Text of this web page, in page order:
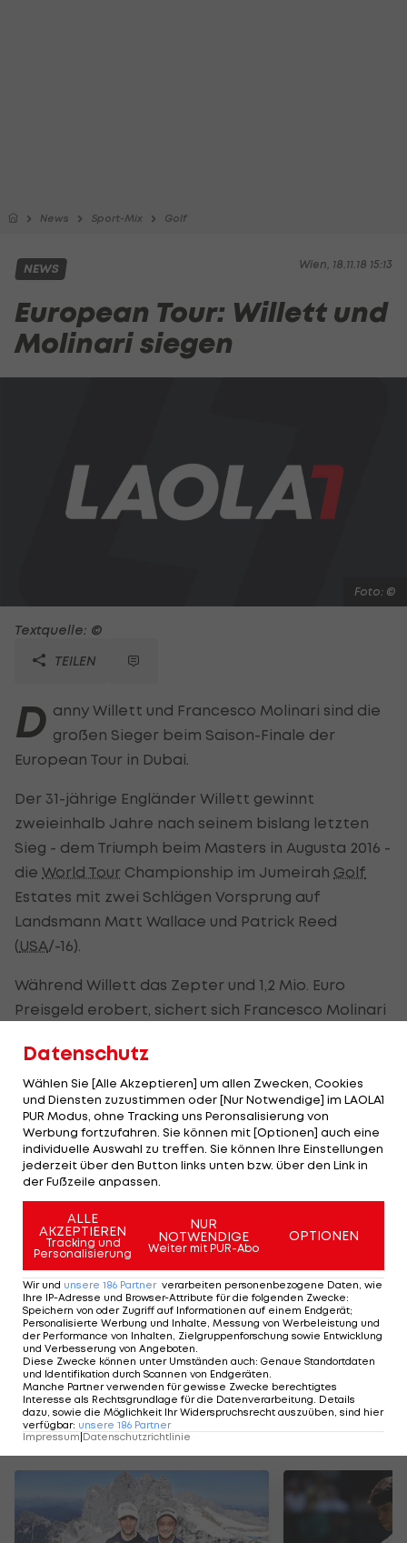
News Sport-Mix Golf
Wien, 18.11.18 15:13
NEWS
European Tour: Willett und
Molinari siegen
Foto: ©
Textquelle: ©
TEILEN
D anny Willett und Francesco Molinari sind die
großen Sieger beim Saison-Finale der
European Tour in Dubai.
Der 31-jährige Engländer Willett gewinnt
zweieinhalb Jahre nach seinem bislang letzten
Sieg - dem Triumph beim Masters in Augusta 2016 -
die World Tour Championship im Jumeirah Golf
Estates mit zwei Schlägen Vorsprung auf
Landsmann Matt Wallace und Patrick Reed
(USA/-16).
Während Willett das Zepter und 1,2 Mio. Euro
Preisgeld erobert, sichert sich Francesco Molinari
als Jahressieger 6,041 Mio. Euro - in der
Geldrangliste der European Tour mit einem Sieg
noch abfangen können, doch der Engländer
landet nur auf dem 16. Rang (-10).
Dem 36-jährigen Turiner reicht am Sonntag beim
Finale ein geteilter 26. Platz (-6), um sich im "Race
to Dubai" klar vor dem US-Amerikaner Patrick
Reed durchzusetzen.
Österreichs Tour-Neuling Matthias Schwab
verpasste die Qualifikation für das Finalturnier
der besten 60 Spieler des Jahres als 72. knapp.
Mehr zum Thema
Datenschutz
Wählen Sie [Alle Akzeptieren] um allen Zwecken, Cookies
und Diensten zuzustimmen oder [Nur Notwendige] im LAOLA1
PUR Modus, ohne Tracking uns Peronsalisierung von
Werbung fortzufahren. Sie können mit [Optionen] auch eine
individuelle Auswahl zu treffen. Sie können Ihre Einstellungen
jederzeit über den Button links unten bzw. über den Link in
der Fußzeile anpassen.
ALLE
AKZEPTIEREN
Tracking und
Personalisierung
NUR
NOTWENDIGE
Weiter mit PUR-Abo
OPTIONEN
Wir und unsere 186 Partner verarbeiten personenbezogene Daten, wie
Ihre IP-Adresse und Browser-Attribute für die folgenden Zwecke:
Speichern von oder Zugriff auf Informationen auf einem Endgerät;
Personalisierte Werbung und Inhalte, Messung von Werbeleistung und
der Performance von Inhalten, Zielgruppenforschung sowie Entwicklung
und Verbesserung von Angeboten
Diese Zwecke können unter Umständen auch: Genaue Standortdaten
und Identifikation durch Scannen von Endgeräten
Manche Partner verwenden für gewisse Zwecke berechtigtes
Interesse als Rechtsgrundlage für die Datenverarbeitung. Details
dazu, sowie die Möglichkeit Ihr Widerspruchsrecht auszuüben, sind hier
verfügbar: unsere 186 Partner
Impressum|Datenschutzrichtlinie